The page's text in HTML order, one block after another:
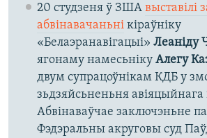
20 студзеня ў ЗША выставілі
абвінавачаньнікіраўніку
«Белаэранавігацыі» Леаніду
ягонаму намесьніку Алегу
двум супрацоўнікам КДБ у
зьдзяйсьненьня авіяцыйнага
Абвінаваўчае заключэньне
Фэдэральны акруговы суд